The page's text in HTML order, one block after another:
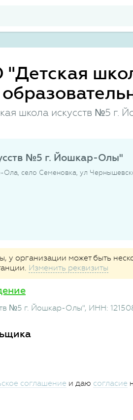
школа искусств №5 г.
№5 г. Йошкар-Олы"
село Семеновка, ул
у организации может быть
Изменить реквизиты
№5 г. Йошкар-Олы", ИНН:
соглашение и даю согласие